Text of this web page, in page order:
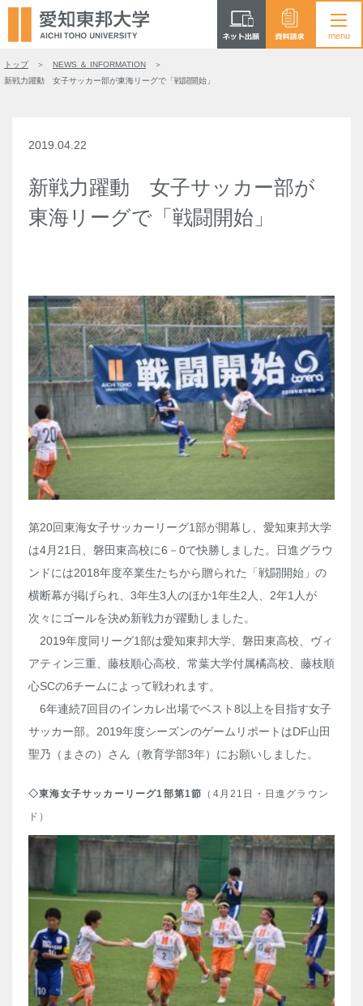
トップ
NEWS ＆ INFORMATION
新戦力躍動 女子サッカー部が東海リーグで「戦闘開始」
2019.04.22
新戦力躍動 女子サッカー部が
東海リーグで「戦闘開始」
第20回東海女子サッカーリーグ1部が開幕し、愛知東邦大学
は4月21日、磐田東高校に6－0で快勝しました。日進グラウ
ンドには2018年度卒業生たちから贈られた「戦闘開始」の
横断幕が掲げられ、3年生3人のほか1年生2人、2年1人が
次々にゴールを決め新戦力が躍動しました。
2019年度同リーグ1部は愛知東邦大学、磐田東高校、ヴィ
アティン三重、藤枝順心高校、常葉大学付属橘高校、藤枝順
心SCの6チームによって戦われます。
6年連続7回目のインカレ出場でベスト8以上を目指す女子
サッカー部。2019年度シーズンのゲームリポートはDF山田
聖乃（まさの）さん（教育学部3年）にお願いしました。
◇東海女子サッカーリーグ1部第1節 （4月21日・日進グラウン
ド）